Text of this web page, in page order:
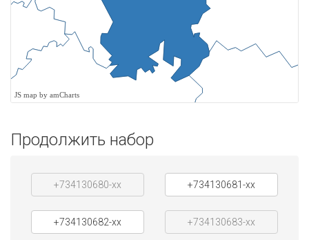
JS map by amCharts
Продолжить набор
+734130680-xx +734130681-xx
+734130682-xx +734130683-xx